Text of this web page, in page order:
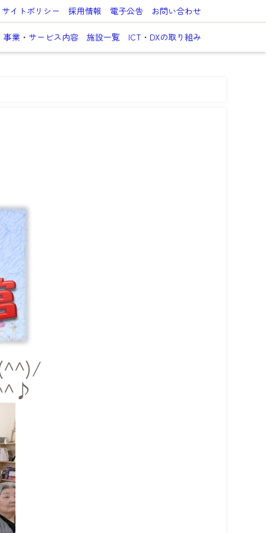
サイトポリシー 採用情報 電子公告 お問い合わせ
事業・サービス内容 施設一覧 ICT・DXの取り組み